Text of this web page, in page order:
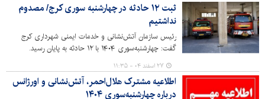
ثبت ۱۲ حادثه در چهارشنبه سوری کرج/ مصدوم
نداشتیم
رئیس سازمان آتش‌نشانی و خدمات ایمنی شهرداری کرج
گفت: چهارشنبه‌سوری ۱۴۰۴ با ۱۲ حادثه به پایان رسید.
۲۷ اسفند ۰۴ - ۱۱:۳۵
اطلاعیه مشترک هلال‌احمر، آتش‌نشانی و اورژانس
درباره چهارشنبه‌سوری ۱۴۰۴